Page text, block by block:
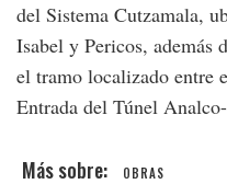
del Sistema Cutzamala,
Isabel y Pericos, además
el tramo localizado entre
Entrada del Túnel Analco-
OBRAS